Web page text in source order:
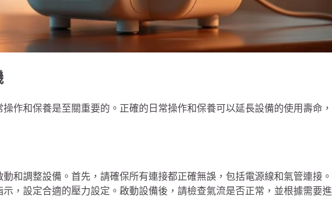
作和保養是至關重要的。正確的日常操作和保養可以延長設備的使用壽命，
和調整設備。首先，請確保所有連接都正確無誤，包括電源線和氣管連接。
，設定合適的壓力設定。啟動設備後，請檢查氣流是否正常，並根據需要進